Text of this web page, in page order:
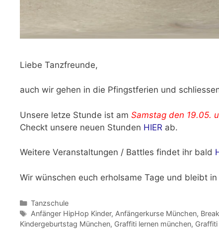
Liebe Tanzfreunde,
auch wir gehen in die Pfingstferien und
Unsere letze Stunde ist am Samstag den 19.05.
Checkt unsere neuen Stunden HIER ab.
Weitere Veranstaltungen / Battles findet ihr bald
Wir wünschen euch erholsame Tage und bleibt in
Kategorien
Tanzschule
Schlagwörter
Anfänger HipHop Kinder, Anfängerkurse München,
Kindergeburtstag München, Graffiti lernen münchen,